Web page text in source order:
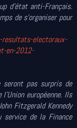
d’état anti-Français.
de s’organiser pour
electoraux-
en-2012-
pas surpris de
européenne. Ils
Fitzgerald Kennedy
service de la Finance